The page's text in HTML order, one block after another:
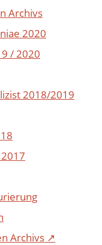
Archivs
2020
/ 2020
2018/2019
Archivs ↗